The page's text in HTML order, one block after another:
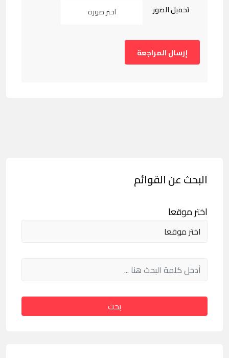
تحميل الصور اختر صورة
البحث عن القوائم
اختر موقعا
بحث